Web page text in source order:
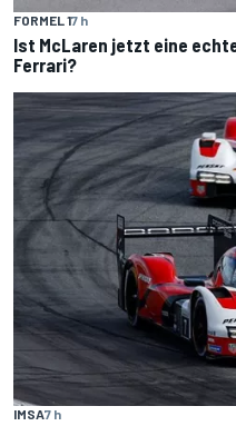
FORMEL 17 h
Ist McLaren jetzt eine
Ferrari?
IMSA7 h